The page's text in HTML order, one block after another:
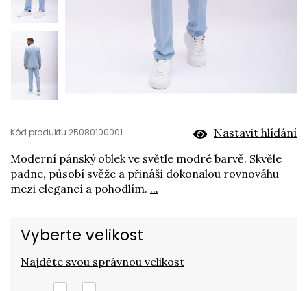
Kód produktu 25080100001
Nastavit hlídání
Moderní pánský oblek ve světle modré barvě. Skvěle
padne, působí svěže a přináší dokonalou rovnováhu
mezi elegancí a pohodlím. ...
Vyberte velikost
Najděte svou správnou velikost